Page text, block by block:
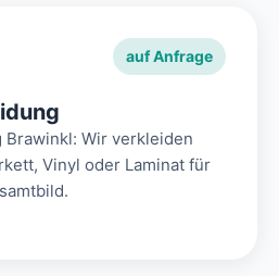
auf Anfrage
Wir verkleiden
Vinyl oder Laminat für